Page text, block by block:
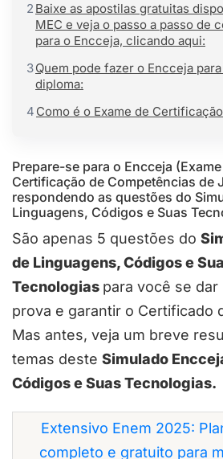
2 Baixe as apostilas gratuitas
MEC e veja o passo a passo de
para o Encceja, clicando aqui:
3Quem pode fazer o Encceja
diploma:
4 Como é o Exame de
Prepare-se para o Encceja
Certificação de Competências de
respondendo as questões do
Linguagens, Códigos e Suas
São apenas 5 questões do
de Linguagens, Códigos e
Tecnologias para você se dar
prova e garantir o Certificado
Mas antes, veja um breve
temas deste Simulado
Códigos e Suas Tecnologias.
Extensivo Enem 2025:
completo e gratuito para